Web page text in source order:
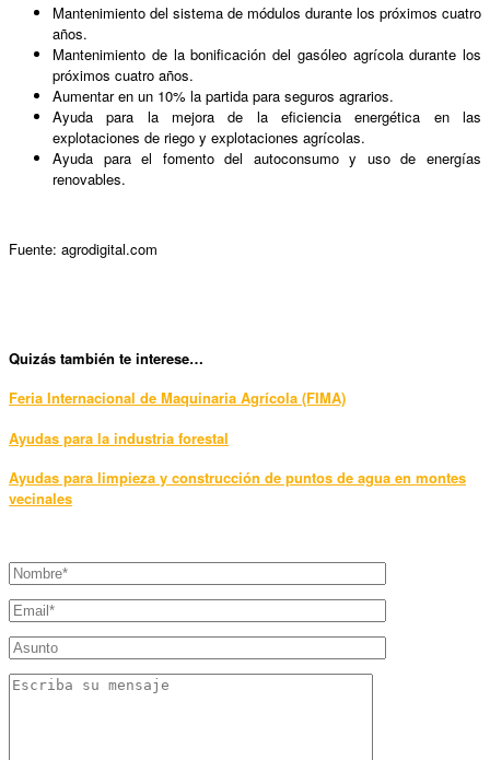
Mantenimiento del sistema de módulos durante los próximos cuatro
años.
Mantenimiento de la bonificación del gasóleo agrícola durante los
próximos cuatro años.
Aumentar en un 10% la partida para seguros agrarios.
Ayuda para la mejora de la eficiencia energética en las
explotaciones de riego y explotaciones agrícolas.
Ayuda para el fomento del autoconsumo y uso de energías
renovables.
Fuente: agrodigital.com
Quizás también te interese…
Feria Internacional de Maquinaria Agrícola (FIMA)
Ayudas para la industria forestal
Ayudas para limpieza y construcción de puntos de agua en montes
vecinales